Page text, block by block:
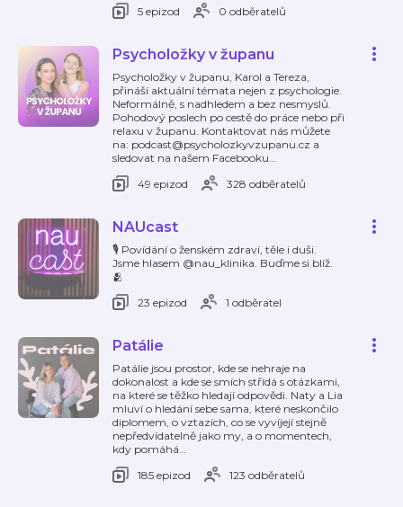
5 epizod
0 odběratelů
Psycholožky v županu
Psycholožky v županu, Karol a Tereza,
přináší aktuální témata nejen z psychologie.
Neformálně, s nadhledem a bez nesmyslů.
Pohodový poslech po cestě do práce nebo při
relaxu v županu. Kontaktovat nás můžete
na: podcast@psycholozkyvzupanu.cz a
sledovat na našem Facebooku…
49 epizod
328 odběratelů
NAUcast
🎙️ Povídání o ženském zdraví, těle i duši.
Jsme hlasem @nau_klinika. Buďme si blíž.
🫂
23 epizod
1 odběratel
Patálie
Patálie jsou prostor, kde se nehraje na
dokonalost a kde se smích střídá s otázkami,
na které se těžko hledají odpovědi. Naty a Lia
mluví o hledání sebe sama, které neskončilo
diplomem, o vztazích, co se vyvíjejí stejně
nepředvídatelně jako my, a o momentech,
kdy pomáhá…
185 epizod
123 odběratelů